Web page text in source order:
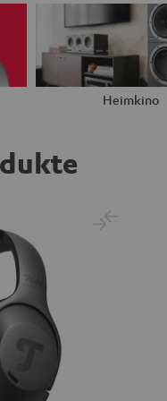
Heimkino